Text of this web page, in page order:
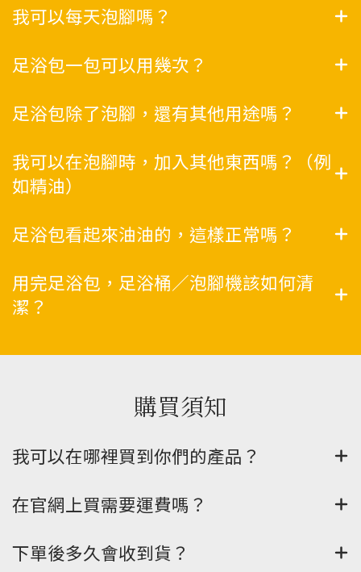
我可以每天泡腳嗎？
足浴包一包可以用幾次？
足浴包除了泡腳，還有其他用途嗎？
我可以在泡腳時，加入其他東西嗎？（例
如精油）
足浴包看起來油油的，這樣正常嗎？
用完足浴包，足浴桶／泡腳機該如何清
潔？
購買須知
我可以在哪裡買到你們的產品？
在官網上買需要運費嗎？
下單後多久會收到貨？